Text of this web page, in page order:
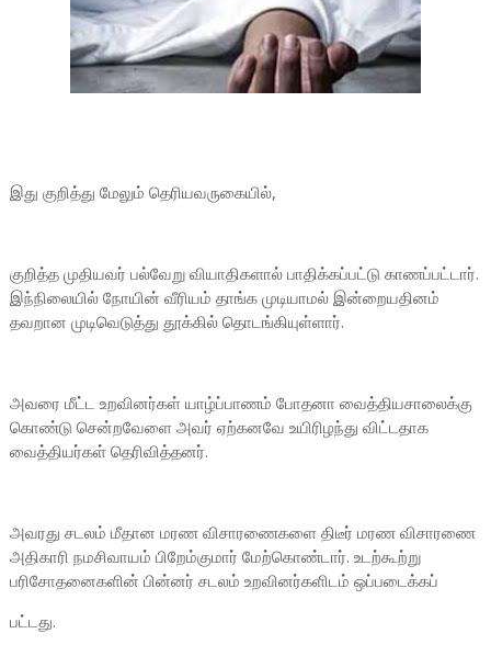
இது குறித்து மேலும் தெரியவருகையில்,
குறித்த முதியவர் பல்வேறு வியாதிகளால் பாதிக்கப்பட்டு காணப்பட்டார்.
இந்நிலையில் நோயின் வீரியம் தாங்க முடியாமல் இன்றையதினம்
தவறான முடிவெடுத்து தூக்கில் தொடங்கியுள்ளார்.
அவரை மீட்ட உறவினர்கள் யாழ்ப்பாணம் போதனா வைத்தியசாலைக்கு
கொண்டு சென்றவேளை அவர் ஏற்கனவே உயிரிழந்து விட்டதாக
வைத்தியர்கள் தெரிவித்தனர்.
அவரது சடலம் மீதான மரண விசாரணைகளை திடீர் மரண விசாரணை
அதிகாரி நமசிவாயம் பிறேம்குமார் மேற்கொண்டார். உடற்கூற்று
பரிசோதனைகளின் பின்னர் சடலம் உறவினர்களிடம் ஒப்படைக்கப்
பட்டது.